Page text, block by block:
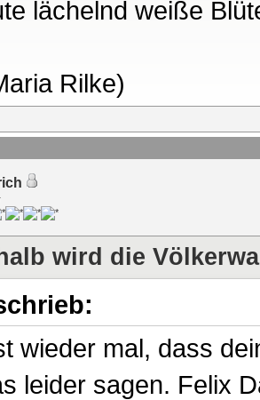
lächelnd weiße
Rilke)
wird die
wieder mal, dass
leider sagen. Felix